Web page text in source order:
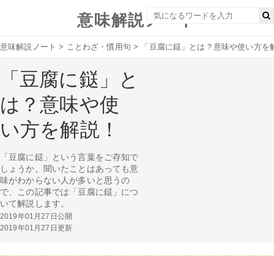
意味解説ノート
意味解説ノート > ことわざ・慣用句 > 「豆腐に鎹」とは？意味や使い方を
「豆腐に鎹」と
は？意味や使
い方を解説！
「豆腐に鎹」という言葉をご存知で
しょうか。聞いたことはあっても意
味がわからない人が多いと思うの
で、この記事では「豆腐に鎹」につ
いて解説します。
2019年01月27日公開
2019年01月27日更新